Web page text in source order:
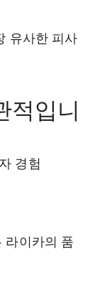
유사한 피사
적입니
경험
라이카의 품